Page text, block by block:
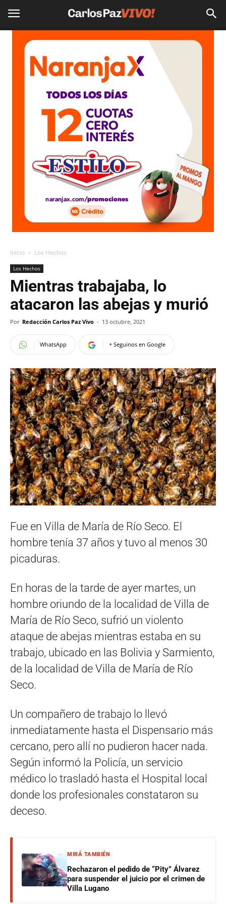
Inicio Los Hechos
Los Hechos
Mientras trabajaba, lo
atacaron las abejas y murió
Por Redacción Carlos Paz Vivo - 13 octubre, 2021
WhatsApp + Seguinos en Google
Fue en Villa de María de Río Seco. El
hombre tenía 37 años y tuvo al menos 30
picaduras.
En horas de la tarde de ayer martes, un
hombre oriundo de la localidad de Villa de
María de Río Seco, sufrió un violento
ataque de abejas mientras estaba en su
trabajo, ubicado en las Bolivia y Sarmiento,
de la localidad de Villa de María de Río
Seco.
Un compañero de trabajo lo llevó
inmediatamente hasta el Dispensario más
cercano, pero allí no pudieron hacer nada.
Según informó la Policía, un servicio
médico lo trasladó hasta el Hospital local
donde los profesionales constataron su
deceso.
MIRÁ TAMBIÉN
Rechazaron el pedido de “Pity” Álvarez
para suspender el juicio por el crimen de
Villa Lugano